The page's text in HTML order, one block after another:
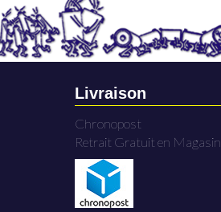
Livraison
Chronopost
Retrait Gratuit en Magasin